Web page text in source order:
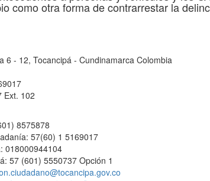
como otra forma de contrarrestar la
6 - 12, Tocancipá - Cundinamarca Colombia
Ext. 102
8575878
57(60) 1 5169017
018000944104
57 (601) 5550737 Opción 1